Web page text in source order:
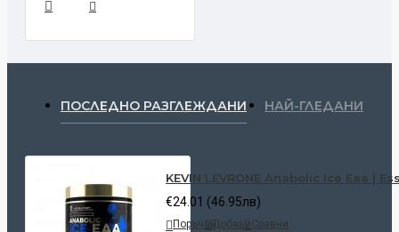
ПОСЛЕДНО РАЗГЛЕЖДАНИ НАЙ-ГЛЕДАНИ
KEVIN LEVRONE Anabolic Ice Eaa |
€24.01 (46.95лв)
ПоръчайДобави Сравни